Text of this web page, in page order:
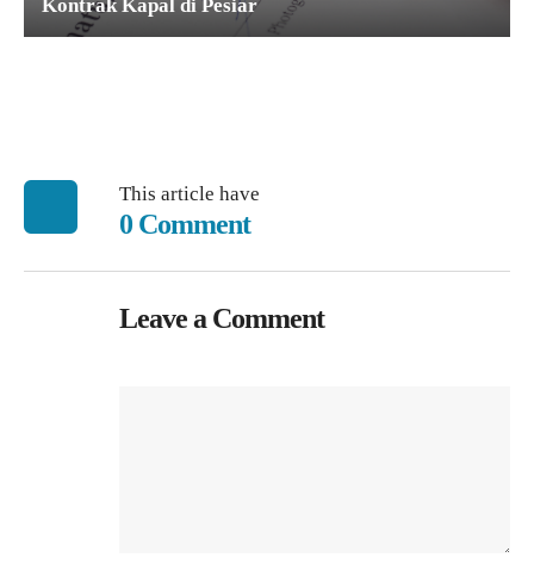
Kontrak Kapal di Pesiar
This article have
0 Comment
Leave a Comment